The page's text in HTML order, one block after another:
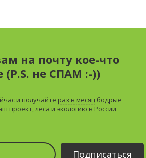
на почту кое-что
(P.S. не СПАМ :-))
и получайте раз в месяц бодрые
проект, леса и экологию в России